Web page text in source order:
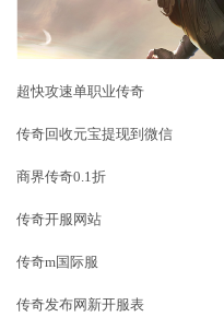
超快攻速单职业传奇
传奇回收元宝提现到微信
商界传奇0.1折
传奇开服网站
传奇m国际服
传奇发布网新开服表